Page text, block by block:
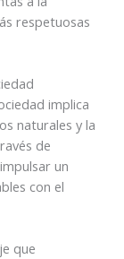
respetuosas
implica
naturales y la
de
un
con el
que